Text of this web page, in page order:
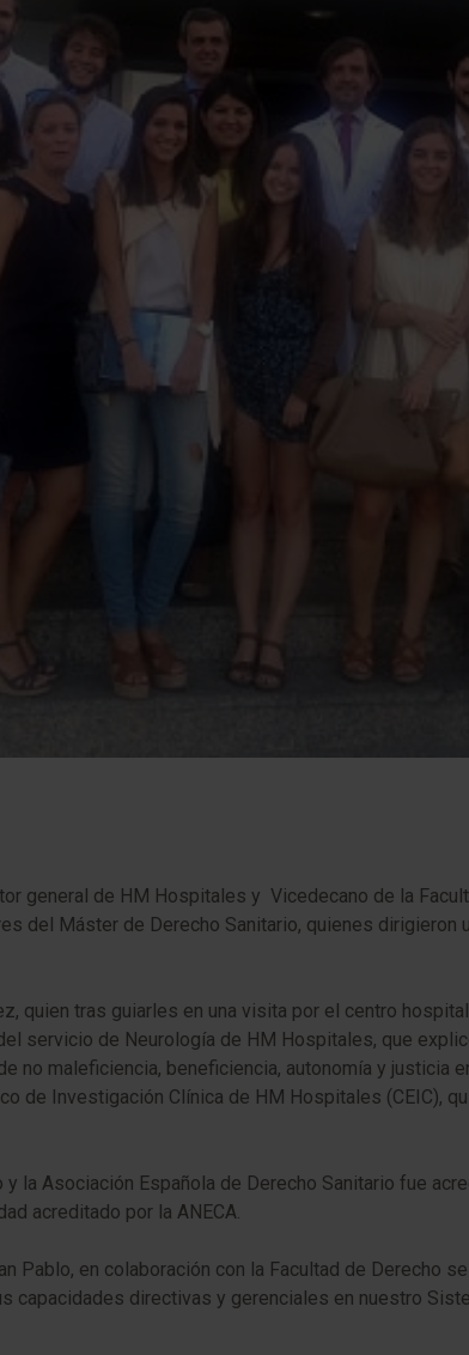
general de HM Hospitales y Vicedecano de la
del Máster de Derecho Sanitario, quienes
quien tras guiarles en una visita por el centro
servicio de Neurología de HM Hospitales, que
no maleficiencia, beneficiencia, autonomía y justicia
de Investigación Clínica de HM Hospitales (CEIC),
la Asociación Española de Derecho Sanitario fue
acreditado por la ANECA.
Pablo, en colaboración con la Facultad de
capacidades directivas y gerenciales en nuestro